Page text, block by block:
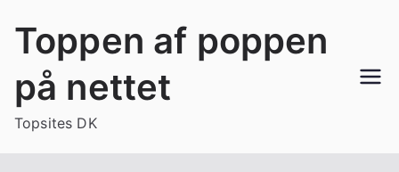
Toppen af poppen
på nettet
Topsites DK